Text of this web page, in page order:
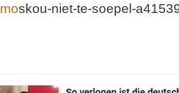
moskou-niet-te-soepel-